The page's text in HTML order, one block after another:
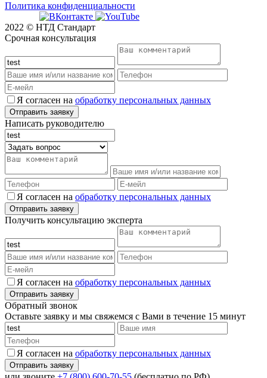
Политика конфиденциальности
2022 © НТД Стандарт
Срочная консультация
Я согласен на обработку персональных данных
Написать руководителю
Я согласен на обработку персональных данных
Получить консультацию эксперта
Я согласен на обработку персональных данных
Обратный звонок
Оставьте заявку и мы свяжемся с Вами в течение 15 минут
Я согласен на обработку персональных данных